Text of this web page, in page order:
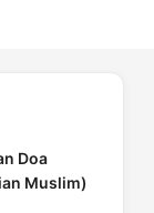
Doa
Muslim)